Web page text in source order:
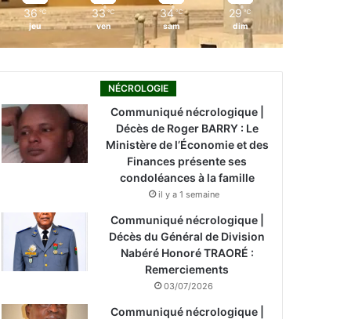
36 ℃
jeu
33 ℃
ven
34 ℃
sam
29 ℃
dim
NÉCROLOGIE
Communiqué nécrologique |
Décès de Roger BARRY : Le
Ministère de l’Économie et des
Finances présente ses
condoléances à la famille
il y a 1 semaine
Communiqué nécrologique |
Décès du Général de Division
Nabéré Honoré TRAORÉ :
Remerciements
03/07/2026
Communiqué nécrologique |